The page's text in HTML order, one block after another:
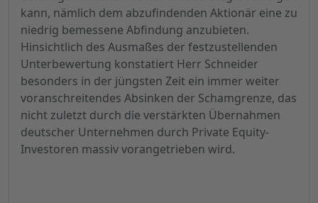
kann, nämlich dem abzufindenden Aktionär eine zu
niedrig bemessene Abfindung anzubieten.
Hinsichtlich des Ausmaßes der festzustellenden
Unterbewertung konstatiert Herr Schneider
besonders in der jüngsten Zeit ein immer weiter
voranschreitendes Absinken der Schamgrenze, das
nicht zuletzt durch die verstärkten Übernahmen
deutscher Unternehmen durch Private Equity-
Investoren massiv vorangetrieben wird.